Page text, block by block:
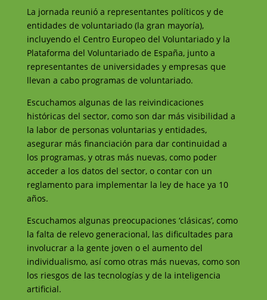
La jornada reunió a representantes políticos y de
entidades de voluntariado (la gran mayoría),
incluyendo el Centro Europeo del Voluntariado y la
Plataforma del Voluntariado de España, junto a
representantes de universidades y empresas que
llevan a cabo programas de voluntariado.
Escuchamos algunas de las reivindicaciones
históricas del sector, como son dar más visibilidad a
la labor de personas voluntarias y entidades,
asegurar más financiación para dar continuidad a
los programas, y otras más nuevas, como poder
acceder a los datos del sector, o contar con un
reglamento para implementar la ley de hace ya 10
años.
Escuchamos algunas preocupaciones ‘clásicas’, como
la falta de relevo generacional, las dificultades para
involucrar a la gente joven o el aumento del
individualismo, así como otras más nuevas, como son
los riesgos de las tecnologías y de la inteligencia
artificial.